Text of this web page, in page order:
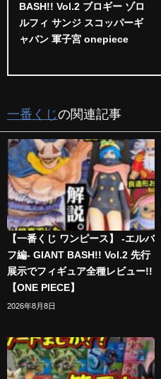
BASH!! Vol.2 ブロギー ゾロ
ルフィ サンジ スコッパーギ
ャバン 軍子宮 onepiece
一番くじの関連記事
【一番くじ ワンピース】 -エルバ
フ編- GIANT BASH!! Vol.2 先行
展示でフィギュア全種レビュー!!
【ONE PIECE】
2026年8月8日